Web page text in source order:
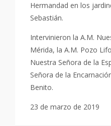
Hermandad en los
Sebastián.
Intervinieron la A.M.
Mérida, la A.M. Pozo
Nuestra Señora de la
Señora de la
Benito.
23 de marzo de 2019